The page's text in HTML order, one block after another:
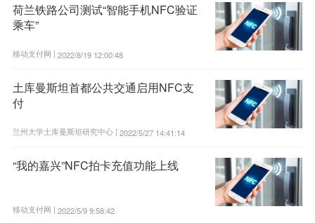
荷兰铁路公司测试“智能手机NFC验证
乘车”
移动支付网 | 2022/8/19 12:00:48
土库曼斯坦首都公共交通启用NFC支
付
兰州大学土库曼斯坦研究中心 | 2022/5/27 14:41:14
“我的嘉兴”NFC拍卡充值功能上线
移动支付网 | 2022/5/9 9:58:42